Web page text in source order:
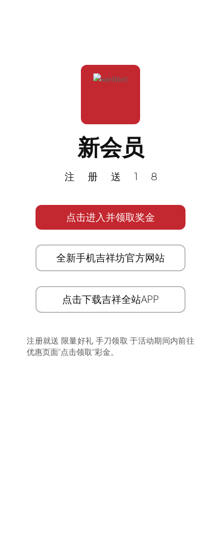
新会员
注册送18
点击进入并领取奖金
全新手机吉祥坊官方网站
点击下载吉祥全站APP
注册就送 限量好礼 手刀领取 于活动期间内前往
优惠页面”点击领取”彩金。